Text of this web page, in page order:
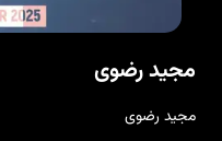
مجید رضوی
مجید رضوی